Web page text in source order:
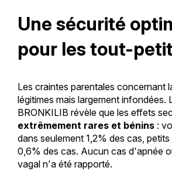
Une sécurité
pour les tout-
Les craintes parentales concernant
légitimes mais largement infondées.
BRONKILIB révèle que les effets
extrêmement rares et bénins:
dans seulement 1,2% des cas,
0,6% des cas. Aucun cas d'apnée
vagal n'a été rapporté.